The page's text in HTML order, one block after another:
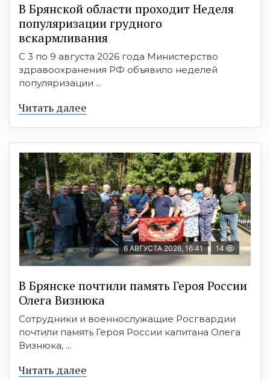
В Брянской области проходит Неделя
популяризации грудного
вскармливания
С 3 по 9 августа 2026 года Министерство
здравоохранения РФ объявило неделей
популяризации ...
Читать далее
6 АВГУСТА 2026, 16:41 14
В Брянске почтили память Героя России
Олега Визнюка
Сотрудники и военнослужащие Росгвардии
почтили память Героя России капитана Олега
Визнюка, ...
Читать далее